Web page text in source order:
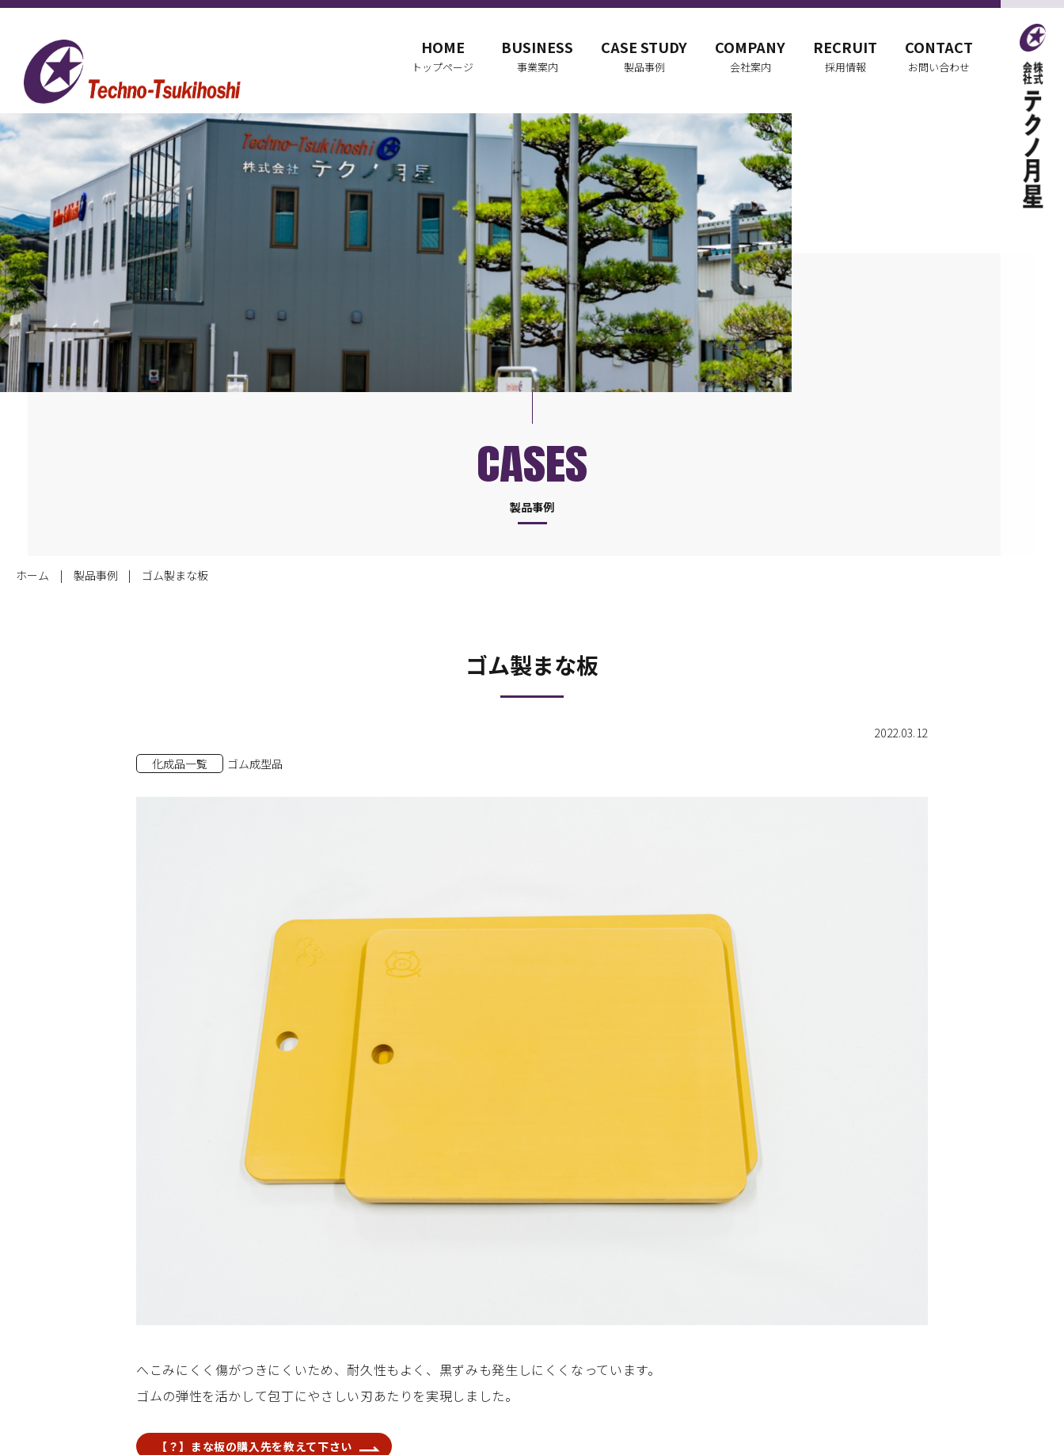
HOME
トップページ
BUSINESS
事業案内
CASE STUDY
製品事例
COMPANY
会社案内
RECRUIT
採用情報
CONTACT
お問い合わせ
CASES
製品事例
ホーム 製品事例 ゴム製まな板
ゴム製まな板
2022.03.12
化成品一覧
ゴム成型品
へこみにくく傷がつきにくいため、耐久性もよく、黒ずみも発生しにくくなっています。
ゴムの弾性を活かして包丁にやさしい刃あたりを実現しました。
【？】まな板の購入先を教えて下さい